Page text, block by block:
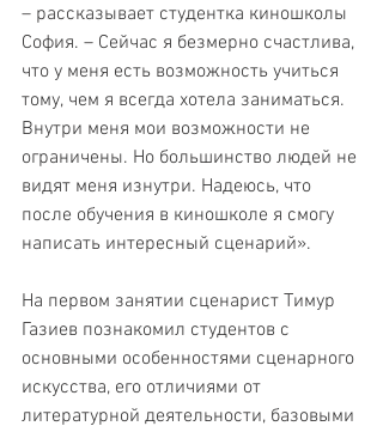
– рассказывает студентка киношколы
София. – Сейчас я безмерно счастлива,
что у меня есть возможность учиться
тому, чем я всегда хотела заниматься.
Внутри меня мои возможности не
ограничены. Но большинство людей не
видят меня изнутри. Надеюсь, что
после обучения в киношколе я смогу
написать интересный сценарий».
На первом занятии сценарист Тимур
Газиев познакомил студентов с
основными особенностями сценарного
искусства, его отличиями от
литературной деятельности, базовыми